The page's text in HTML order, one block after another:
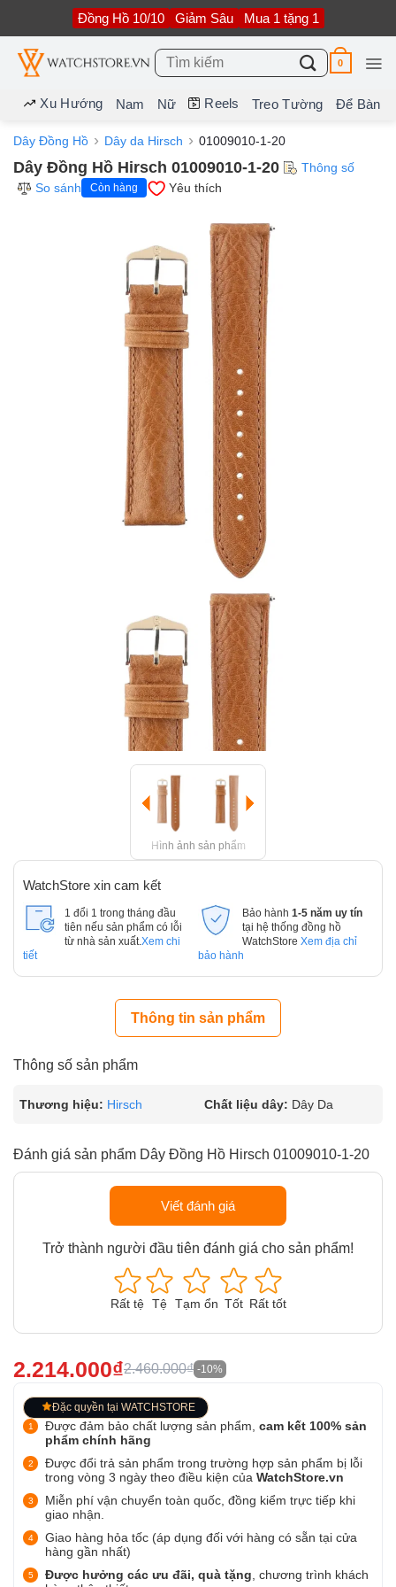
nội
dung
Đồng Hồ 10/10 Giảm Sâu Mua 1 tặng 1
Tìm
kiếm:
0
Xu Hướng Nam Nữ Reels Treo Tường Để Bàn
Dây Đồng Hồ Dây da Hirsch 01009010-1-20
Dây Đồng Hồ Hirsch 01009010-1-20
Thông số
So sánh
Còn hàng Yêu thích
Hình ảnh sản phẩm
WatchStore xin cam kết
1 đổi 1 trong tháng đầu
tiên nếu sản phẩm có lỗi
từ nhà sản xuất. Xem chi
tiết
Bảo hành 1-5 năm uy tín
tại hệ thống đồng hồ
WatchStore Xem địa chỉ
bảo hành
Thông tin sản phẩm
Thông số sản phẩm
Thương hiệu: Hirsch Chất liệu dây: Dây Da
Đánh giá sản phẩm Dây Đồng Hồ Hirsch 01009010-1-20
Viết đánh giá
Trở thành người đầu tiên đánh giá cho sản phẩm!
Rất tệ Tệ Tạm ổn Tốt Rất tốt
2.214.000₫2.460.000₫ -10%
Đặc quyền tại WATCHSTORE
Được đảm bảo chất lượng sản phẩm, cam kết 100% sản
phẩm chính hãng
Được đổi trả sản phẩm trong trường hợp sản phẩm bị lỗi
trong vòng 3 ngày theo điều kiện của WatchStore.vn
Miễn phí vận chuyển toàn quốc, đồng kiểm trực tiếp khi
giao nhận.
Giao hàng hỏa tốc (áp dụng đối với hàng có sẵn tại cửa
hàng gần nhất)
Được hưởng các ưu đãi, quà tặng , chương trình khách